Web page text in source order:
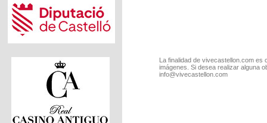
La finalidad de vivecastellon.com
imágenes. Si desea realizar alguna
info@vivecastellon.com